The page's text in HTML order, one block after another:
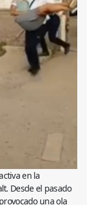
en la
Desde el pasado
una ola